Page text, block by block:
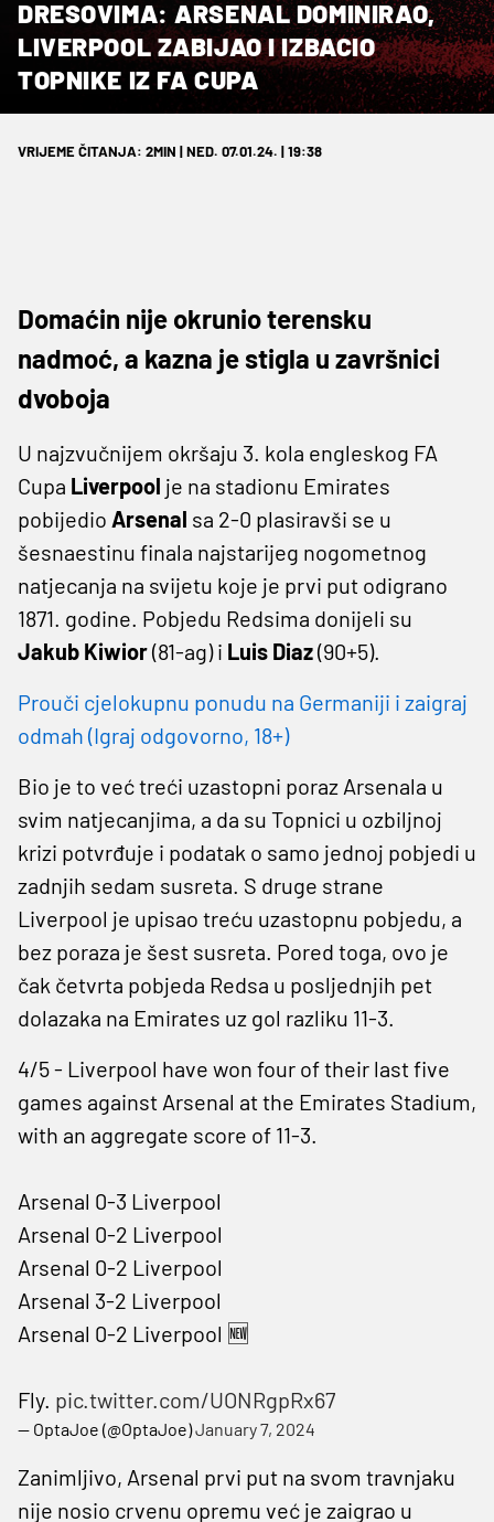
DRESOVIMA: ARSENAL DOMINIRAO,
LIVERPOOL ZABIJAO I IZBACIO
TOPNIKE IZ FA CUPA
VRIJEME ČITANJA: 2MIN | NED. 07.01.24. | 19:38
Domaćin nije okrunio terensku
nadmoć, a kazna je stigla u završnici
dvoboja
U najzvučnijem okršaju 3. kola engleskog FA
Cupa Liverpool je na stadionu Emirates
pobijedio Arsenal sa 2-0 plasiravši se u
šesnaestinu finala najstarijeg nogometnog
natjecanja na svijetu koje je prvi put odigrano
1871. godine. Pobjedu Redsima donijeli su
Jakub Kiwior(81-ag) i Luis Diaz(90+5).
Prouči cjelokupnu ponudu na Germaniji i zaigraj
odmah (Igraj odgovorno, 18+)
Bio je to već treći uzastopni poraz Arsenala u
svim natjecanjima, a da su Topnici u ozbiljnoj
krizi potvrđuje i podatak o samo jednoj pobjedi u
zadnjih sedam susreta. S druge strane
Liverpool je upisao treću uzastopnu pobjedu, a
bez poraza je šest susreta. Pored toga, ovo je
čak četvrta pobjeda Redsa u posljednjih pet
dolazaka na Emirates uz gol razliku 11-3.
4/5 - Liverpool have won four of their last five
games against Arsenal at the Emirates Stadium,
with an aggregate score of 11-3.
Arsenal 0-3 Liverpool
Arsenal 0-2 Liverpool
Arsenal 0-2 Liverpool
Arsenal 3-2 Liverpool
Arsenal 0-2 Liverpool 🆕
Fly. pic.twitter.com/UONRgpRx67
— OptaJoe (@OptaJoe)January 7, 2024
Zanimljivo, Arsenal prvi put na svom travnjaku
nije nosio crvenu opremu već je zaigrao u